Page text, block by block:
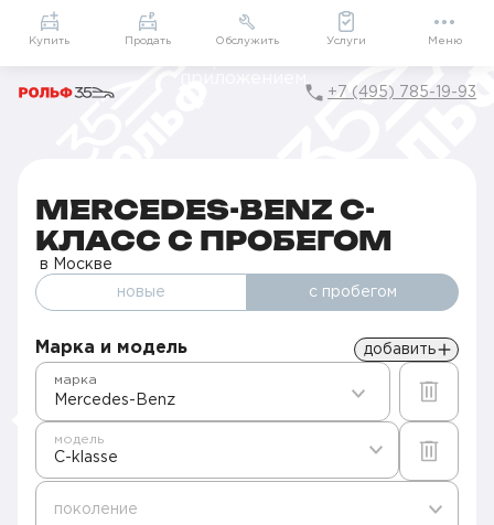
Приложение
Мой РОЛЬФ
Подарки внутри
+7 (495) 785-19-93
MERCEDES-BENZ C-
КЛАСС С ПРОБЕГОМ
в Москве
новые с пробегом
Марка и модель добавить
Mercedes-Benz
марка
C-klasse
модель
поколение
Купить Продать Обслужить Услуги Меню